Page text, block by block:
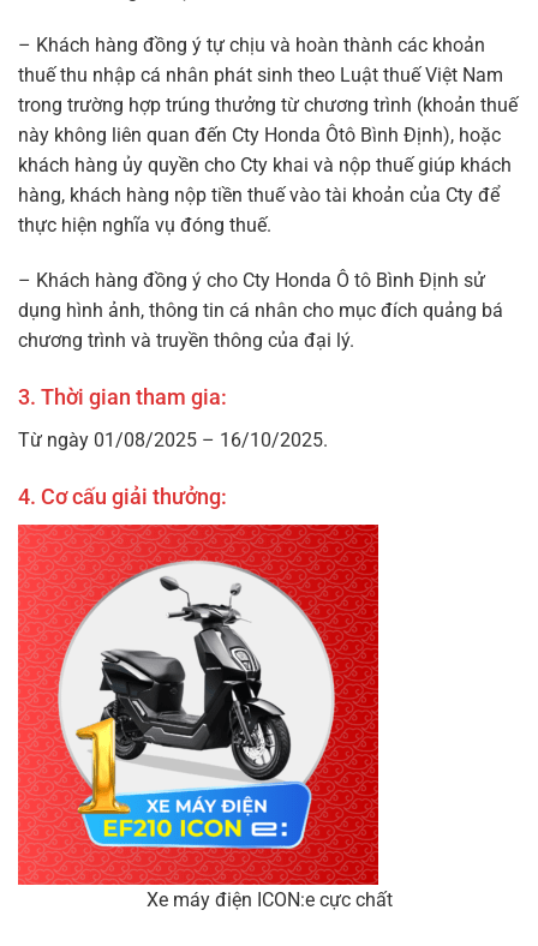
– Khách hàng đồng ý tự chịu và hoàn thành các khoản
thuế thu nhập cá nhân phát sinh theo Luật thuế Việt Nam
trong trường hợp trúng thưởng từ chương trình (khoản thuế
này không liên quan đến Cty Honda Ôtô Bình Định), hoặc
khách hàng ủy quyền cho Cty khai và nộp thuế giúp khách
hàng, khách hàng nộp tiền thuế vào tài khoản của Cty để
thực hiện nghĩa vụ đóng thuế.
– Khách hàng đồng ý cho Cty Honda Ô tô Bình Định sử
dụng hình ảnh, thông tin cá nhân cho mục đích quảng bá
chương trình và truyền thông của đại lý.
3. Thời gian tham gia:
Từ ngày 01/08/2025 – 16/10/2025.
4. Cơ cấu giải thưởng:
Xe máy điện ICON:e cực chất